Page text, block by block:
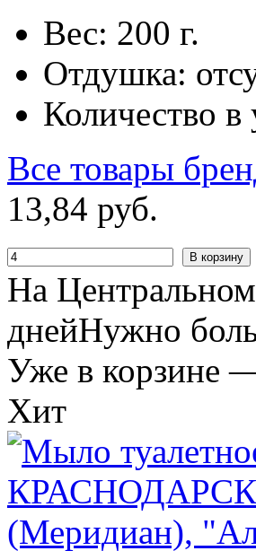
Вес: 200 г.
Отдушка:
Количество в
Все товары
13,84 руб.
В корзину
На
днейНужно
Уже в корзине
Хит